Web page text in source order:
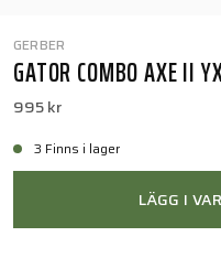
GERBER
GATOR COMBO AXE II
995 kr
3 Finns i lager
LÄGG I